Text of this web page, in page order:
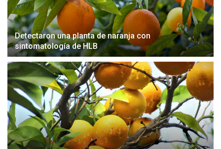
Detectaron una planta de naranja con
sintomatología de HLB